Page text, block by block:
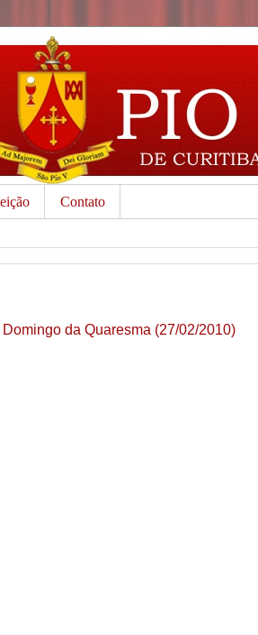
Contato
da Quaresma (27/02/2010)